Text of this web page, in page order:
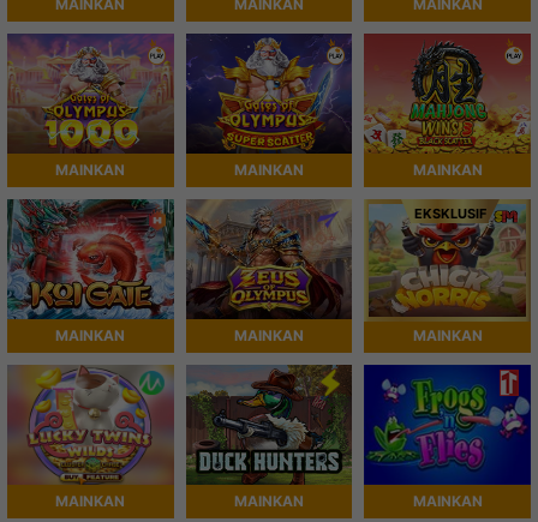
MAINKAN MAINKAN MAINKAN
MAINKAN MAINKAN MAINKAN
MAINKAN MAINKAN
EKSKLUSIF
MAINKAN
MAINKAN MAINKAN MAINKAN